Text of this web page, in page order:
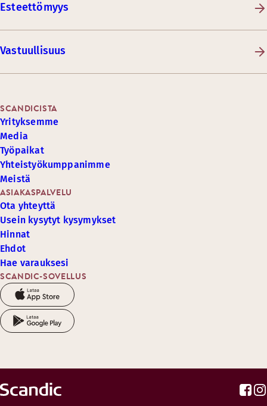
Esteettömyys
Vastuullisuus
SCANDIC-SOVELLUS
ASIAKASPALVELU
Ota yhteyttä
Usein kysytyt kysymykset
Hinnat
Ehdot
Hae varauksesi
SCANDICISTA
Yrityksemme
Media
Työpaikat
Yhteistyökumppanimme
Meistä